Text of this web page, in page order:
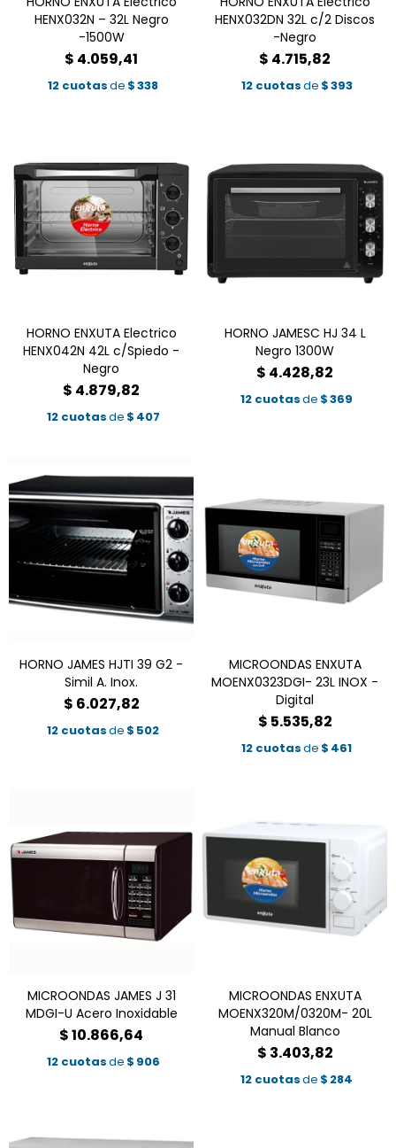
HENX032N – 32L Negro
-1500W
$ 4.059,41
12 cuotasde $338
HENX032DN 32L c/2 Discos
-Negro
$ 4.715,82
12 cuotasde $393
HORNO ENXUTA Electrico
HENX042N 42L c/Spiedo -
Negro
$ 4.879,82
12 cuotasde $ 407
HORNO JAMESC HJ 34 L
Negro 1300W
$ 4.428,82
12 cuotasde $369
HORNO JAMES HJTI 39 G2 -
Simil A. Inox.
$ 6.027,82
12 cuotasde $ 502
MICROONDAS ENXUTA
MOENX0323DGI- 23L INOX -
Digital
$ 5.535,82
12 cuotasde $ 461
MICROONDAS JAMES J 31
MDGI-U Acero Inoxidable
$10.866,64
12 cuotasde $ 906
MICROONDAS ENXUTA
MOENX320M/0320M- 20L
Manual Blanco
$ 3.403,82
12 cuotasde $ 284